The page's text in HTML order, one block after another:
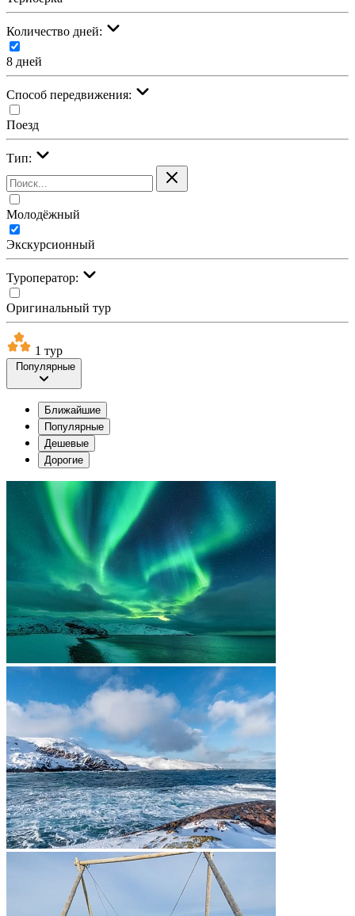
Количество дней:
8 дней
Cпособ передвижения:
Поезд
Тип:
Молодёжный
Экскурсионный
Туроператор:
Оригинальный тур
1 тур
Популярные
Ближайшие
Популярные
Дешевые
Дорогие